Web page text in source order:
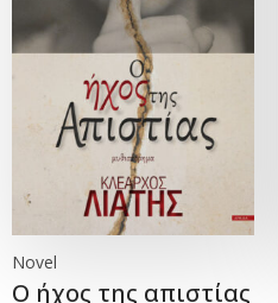
Novel
Ο ήχος της απιστίας